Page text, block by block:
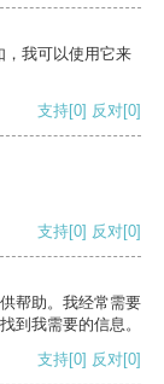
，我可以使用它来
支持[0] 反对[0]
支持[0] 反对[0]
帮助。我经常需要
到我需要的信息。
支持[0] 反对[0]